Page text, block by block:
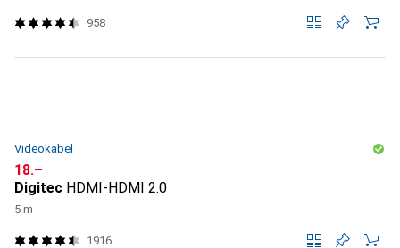
958
Videokabel
CHF
18.–
Digitec HDMI-HDMI 2.0
5 m
1916